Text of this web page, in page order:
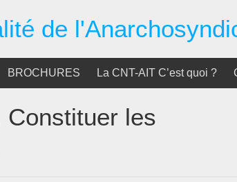
de
BROCHURES La CNT-AIT C’est quoi ?
Constituer les